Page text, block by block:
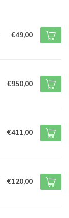
€49,00
€950,00
€411,00
€120,00